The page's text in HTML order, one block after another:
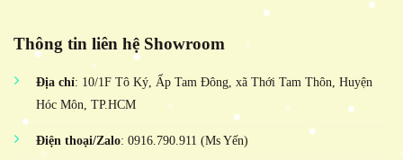
Thông tin liên hệ Showroom
Địa chỉ: 10/1F Tô Ký, Ấp Tam Đông, xã Thới Tam Thôn, Huyện
Hóc Môn, TP.HCM
Điện thoại/Zalo: 0916.790.911 (Ms Yến)